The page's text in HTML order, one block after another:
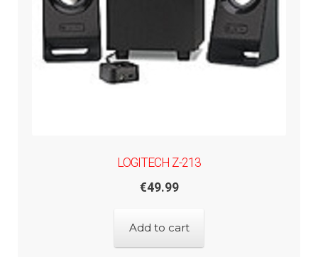
LOGITECH Z-213
€49.99
Add to cart